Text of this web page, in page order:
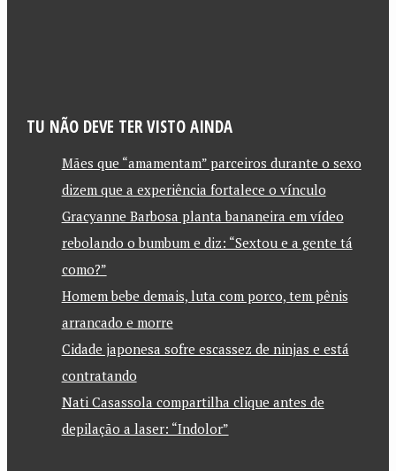
TU NÃO DEVE TER VISTO AINDA
Mães que “amamentam” parceiros durante o sexo
dizem que a experiência fortalece o vínculo
Gracyanne Barbosa planta bananeira em vídeo
rebolando o bumbum e diz: “Sextou e a gente tá
como?”
Homem bebe demais, luta com porco, tem pênis
arrancado e morre
Cidade japonesa sofre escassez de ninjas e está
contratando
Nati Casassola compartilha clique antes de
depilação a laser: “Indolor”